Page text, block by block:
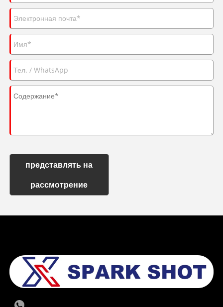
представлять на
рассмотрение